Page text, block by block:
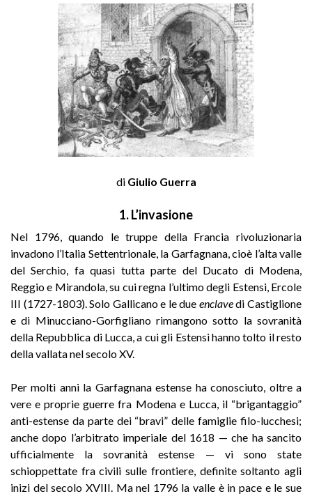
di Giulio Guerra
1. L’invasione
Nel 1796, quando le truppe della Francia rivoluzionaria
invadono l’Italia Settentrionale, la Garfagnana, cioè l’alta valle
del Serchio, fa quasi tutta parte del Ducato di Modena,
Reggio e Mirandola, su cui regna l’ultimo degli Estensi, Ercole
III (1727-1803). Solo Gallicano e le due enclavedi Castiglione
e di Minucciano-Gorfigliano rimangono sotto la sovranità
della Repubblica di Lucca, a cui gli Estensi hanno tolto il resto
della vallata nel secolo XV.
Per molti anni la Garfagnana estense ha conosciuto, oltre a
vere e proprie guerre fra Modena e Lucca, il “brigantaggio”
anti-estense da parte dei “bravi” delle famiglie filo-lucchesi;
anche dopo l’arbitrato imperiale del 1618 — che ha sancito
ufficialmente la sovranità estense — vi sono state
schioppettate fra civili sulle frontiere, definite soltanto agli
inizi del secolo XVIII. Ma nel 1796 la valle è in pace e le sue